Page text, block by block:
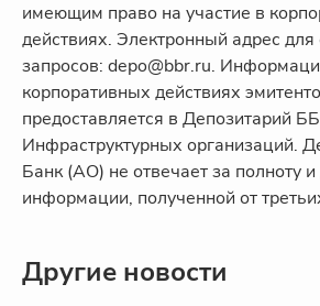
имеющим право на участие в
действиях. Электронный адрес для
запросов: depo@bbr.ru.
корпоративных действиях
предоставляется в Депозитарий
Инфраструктурных организаций.
Банк (АО) не отвечает за полноту и
информации, полученной от
Другие новости